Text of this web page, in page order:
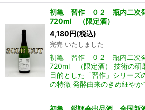
初亀 習作 ０２ 瓶内二次
720ml （限定酒）
4,180円(税込)
完売 いたしました
初亀 習作 ０２ 瓶内二次
720ml （限定酒） 技術の研
目的とした「習作」シリーズ
の特徴 発酵由来のきめ細や
初亀 鑑評会出品酒 全国新